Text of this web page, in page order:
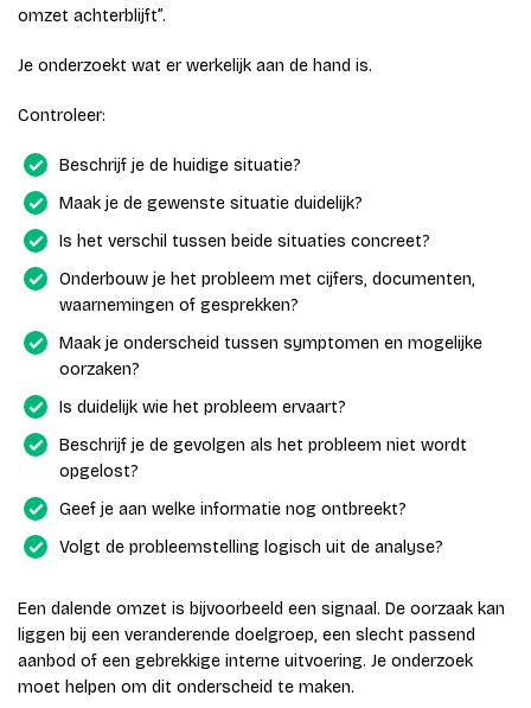
omzet achterblijft”.
Je onderzoekt wat er werkelijk aan de hand is.
Controleer:
Beschrijf je de huidige situatie?
Maak je de gewenste situatie duidelijk?
Is het verschil tussen beide situaties concreet?
Onderbouw je het probleem met cijfers, documenten,
waarnemingen of gesprekken?
Maak je onderscheid tussen symptomen en mogelijke
oorzaken?
Is duidelijk wie het probleem ervaart?
Beschrijf je de gevolgen als het probleem niet wordt
opgelost?
Geef je aan welke informatie nog ontbreekt?
Volgt de probleemstelling logisch uit de analyse?
Een dalende omzet is bijvoorbeeld een signaal. De oorzaak kan
liggen bij een veranderende doelgroep, een slecht passend
aanbod of een gebrekkige interne uitvoering. Je onderzoek
moet helpen om dit onderscheid te maken.